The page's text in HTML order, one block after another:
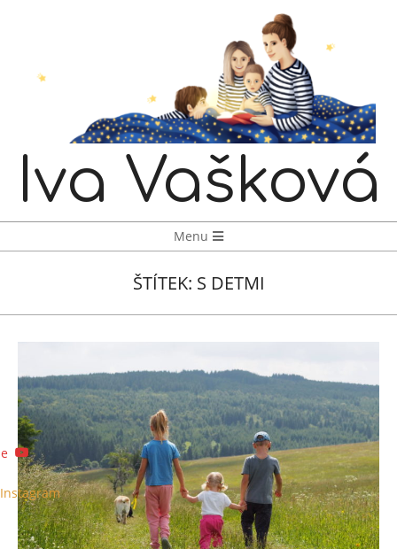
Iva Vašková
Menu
Menu
ŠTÍTEK: S DETMI
Instagram